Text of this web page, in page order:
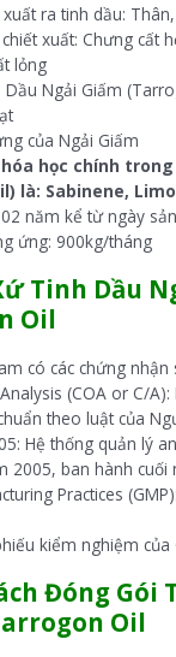
ra tinh dầu:
xuất: Chưng cất
lỏng
Dầu Ngải Giấm
của Ngải Giấm
học chính trong
là: Sabinene,
năm kể từ ngày
ứng: 900kg/tháng
Tinh Dầu
Oil
có các chứng nhận
(COA or C/
theo luật của
Hệ thống quản lý
2005, ban hành cuối
Practices
kiểm nghiệm của
Đóng Gói
Oil